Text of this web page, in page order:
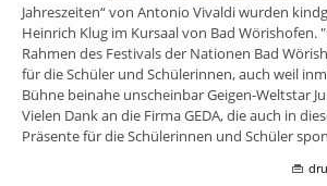
Jahreszeiten“ von Antonio Vivaldi wurden
Heinrich Klug im Kursaal von Bad Wörishofen.
Rahmen des Festivals der Nationen Bad
für die Schüler und Schülerinnen, auch weil
Bühne beinahe unscheinbar Geigen-Weltstar
Vielen Dank an die Firma GEDA, die auch in
Präsente für die Schülerinnen und Schüler